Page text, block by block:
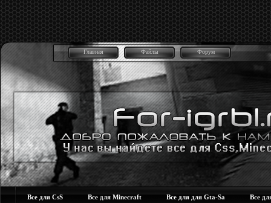
Главная Файлы Форум
Все для CsS Все для Minecraft Все для для Gta-Sa Все